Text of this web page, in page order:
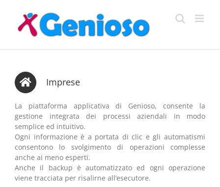
contenuto
Imprese
La piattaforma applicativa di Genioso, consente la
gestione integrata dei processi aziendali in modo
semplice ed intuitivo.
Ogni informazione è a portata di clic e gli automatismi
consentono lo svolgimento di operazioni complesse
anche ai meno esperti.
Anche il backup è automatizzato ed ogni operazione
viene tracciata per risalirne all’esecutore.